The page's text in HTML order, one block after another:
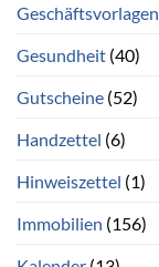
Geschäftsvorlagen
Gesundheit (40)
Gutscheine (52)
Handzettel (6)
Hinweiszettel (1)
Immobilien (156)